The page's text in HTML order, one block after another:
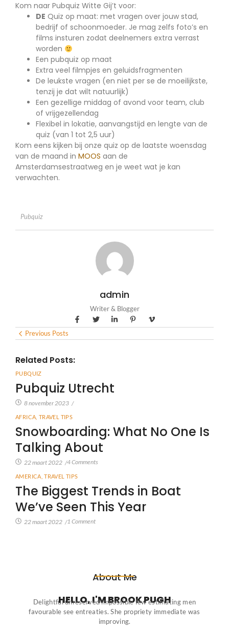
Kom naar Pubquiz Witte Gij’t voor:
DE Quiz op maat: met vragen over jouw stad,
bedrijf of schoonmoeder. Je mag zelfs foto’s en
films insturen zodat deelnemers extra verrast
worden
Een pubquiz op maat
Extra veel filmpjes en geluidsfragmenten
De leukste vragen (en niet per se de moeilijkste,
tenzij je dat wilt natuurlijk)
Een gezellige middag of avond voor team, club
of vrijgezellendag
Flexibel in lokatie, aanvangstijd en lengte van de
quiz (van 1 tot 2,5 uur)
Kom eens kijken bij onze quiz op de laatste woensdag
van de maand in MOOS aan de
Amsterdamsestraatweg en je weet wat je kan
verwachten.
Pubquiz
admin
Writer & Blogger
Previous Posts
Related Posts:
PUBQUIZ
Pubquiz Utrecht
8 november 2023 /
AFRICA TRAVEL TIPS
Snowboarding: What No One Is
Talking About
22 maart 2022 /4 Comments
AMERICA TRAVEL TIPS
The Biggest Trends in Boat
We’ve Seen This Year
22 maart 2022 /1 Comment
About Me
HELLO, I'M BROOK PUGH
Delightful unreserved impossible few estimating men
favourable see entreaties. She propriety immediate was
improving.